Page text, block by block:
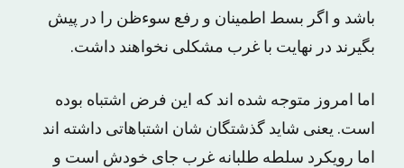
باشد و اگر بسط اطمینان و رفع سوءظن را در پیش
بگیرند در نهایت با غرب مشکلی نخواهند داشت.
اما امروز متوجه شده اند که این فرض اشتباه بوده
است. یعنی شاید گذشتگان شان اشتباهاتی داشته اند
اما رویکرد سلطه طلبانه غرب جای خودش است و